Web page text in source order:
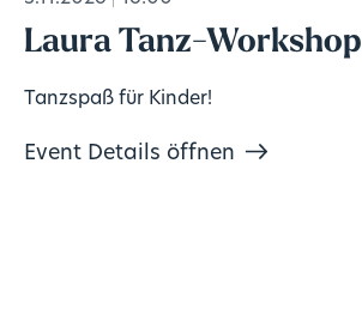
Laura Tanz-Workshop
Tanzspaß für Kinder!
Event Details öffnen